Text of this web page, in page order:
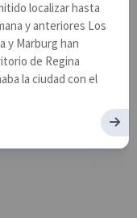
localizar hasta
y anteriores Los
y Marburg han
de Regina
la ciudad con el